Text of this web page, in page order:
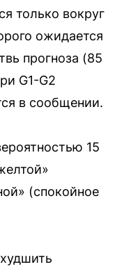
только вокруг
ожидается
прогноза (85
G1-G2
в сообщении.
15
(спокойное